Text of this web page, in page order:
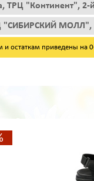
ТРЦ "Континент", 2-
"СИБИРСКИЙ МОЛЛ",
приведены на